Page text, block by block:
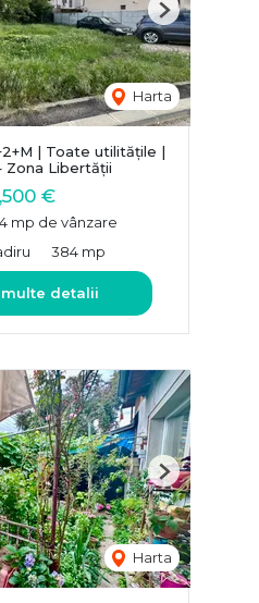
Harta
Next
| Toate utilitățile |
Zona Libertății
€
mp de vânzare
384 mp
detalii
Harta
Next